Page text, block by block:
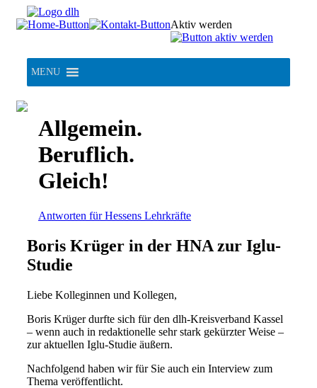
Skip
to
Aktiv werden
MENU
Allgemein.
Beruflich.
Gleich!
Antworten für Hessens Lehrkräfte
Boris Krüger in der HNA zur Iglu-
Studie
Liebe Kolleginnen und Kollegen,
Boris Krüger durfte sich für den dlh-Kreisverband Kassel
– wenn auch in redaktionelle sehr stark gekürzter Weise –
zur aktuellen Iglu-Studie äußern.
Nachfolgend haben wir für Sie auch ein Interview zum
Thema veröffentlicht.